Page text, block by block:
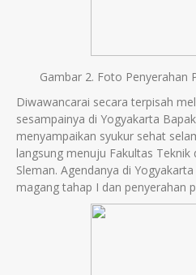
Gambar 2. Foto Penyerahan
Diwawancarai secara terpisah
sesampainya di Yogyakarta
menyampaikan syukur sehat
langsung menuju Fakultas
Sleman. Agendanya di
magang tahap I dan penyerahan